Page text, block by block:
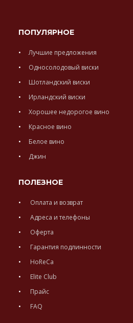
ПОПУЛЯРНОЕ
Лучшие предложения
Односолодовый виски
Шотландский виски
Ирландский виски
Хорошее недорогое вино
Красное вино
Белое вино
Джин
ПОЛЕЗНОЕ
Оплата и возврат
Адреса и телефоны
Оферта
Гарантия подлинности
HoReCa
Elite Club
Прайс
FAQ